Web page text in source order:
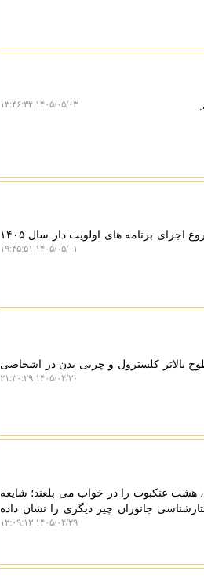
۱۴۰۵/۰۵/۰۳ ۱۳:۴۶:۳۴
کادایف: مدیرکل فرآورده های غذایی و آشامیدنی سازمان غذا و دارو، از شروع اجرای برنامه های اولویت دار سال ۱۴۰۵
۱۴۰۵/۰۵/۰۱ ۱۹:۴۵:۵۱
بالاتر کلسترول و چربی بدن در اشخاصی
۱۴۰۵/۰۴/۳۰ ۲۱:۳۰:۲۹
هشت عنکبوت را در خواب می بلعند؛ شایعه
جانوران چیز دیگری را نشان داده
۱۴۰۵/۰۴/۲۹ ۱۲:۰۹:۱۳